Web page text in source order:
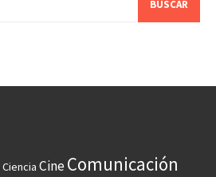
Ciencia CineComunicación